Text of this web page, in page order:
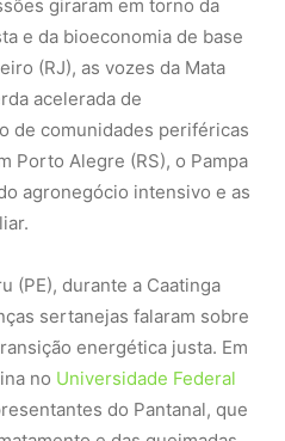
do Pantanal, que
e das queimadas.
se encerrou com o
o papel do coração do Brasil